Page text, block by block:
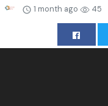
1 month ago 45